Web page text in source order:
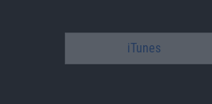
iTunes